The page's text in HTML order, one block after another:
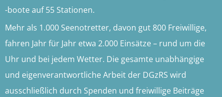
-boote auf 55 Stationen.
Mehr als 1.000 Seenotretter, davon gut 800 Freiwillige,
fahren Jahr für Jahr etwa 2.000 Einsätze – rund um die
Uhr und bei jedem Wetter. Die gesamte unabhängige
und eigenverantwortliche Arbeit der DGzRS wird
ausschließlich durch Spenden und freiwillige Beiträge